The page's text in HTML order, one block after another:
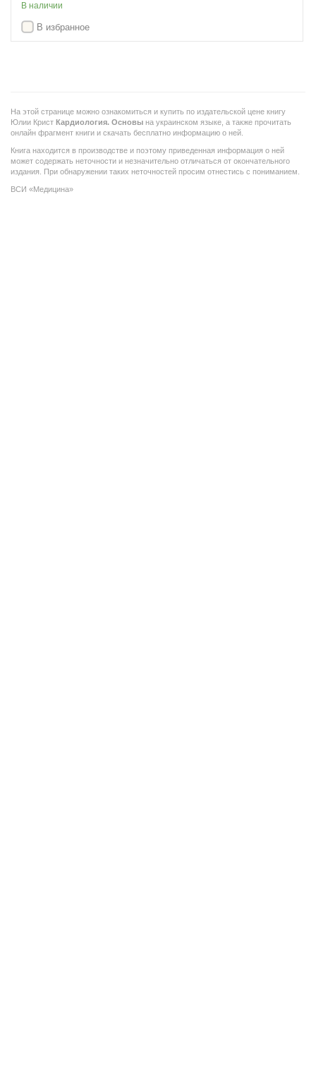
В наличии
В избранное
На этой странице можно ознакомиться и купить по издательской цене книгу
Юлии Крист Кардиология. Основы на украинском языке, а также прочитать
онлайн фрагмент книги и скачать бесплатно информацию о ней.
Книга находится в производстве и поэтому приведенная информация о ней
может содержать неточности и незначительно отличаться от окончательного
издания. При обнаружении таких неточностей просим отнестись с пониманием.
ВСИ «Медицина»